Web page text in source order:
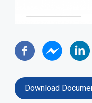
Download